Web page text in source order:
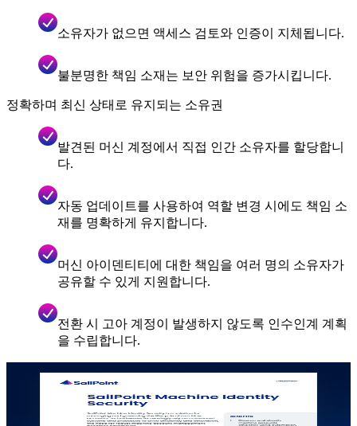
소유자가 없으면 액세스 검토와 인증이 지체됩니다.
불분명한 책임 소재는 보안 위험을 증가시킵니다.
정확하며 최신 상태로 유지되는 소유권
발견된 머신 계정에서 직접 인간 소유자를 할당합니
다.
자동 업데이트를 사용하여 역할 변경 시에도 책임 소
재를 명확하게 유지합니다.
머신 아이덴티티에 대한 책임을 여러 명의 소유자가
공유할 수 있게 지원합니다.
전환 시 고아 계정이 발생하지 않도록 인수인계 계획
을 수립합니다.